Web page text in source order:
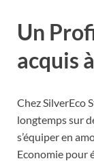
Un
acquis
Chez SilverEco
longtemps sur
s’équiper en
Economie pour